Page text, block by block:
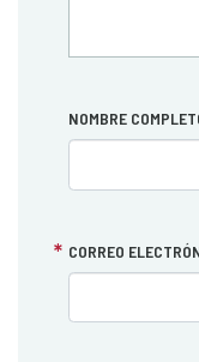
NOMBRE
CORREO